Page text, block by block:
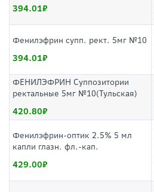
394.01
Фенилэфрин супп. рект. 5мг №10
394.01
ФЕНИЛЭФРИН Суппозитории
ректальные 5мг №10(Тульская)
420.80
Фенилэфрин-оптик 2.5% 5 мл
капли глазн. фл.-кап.
429.00